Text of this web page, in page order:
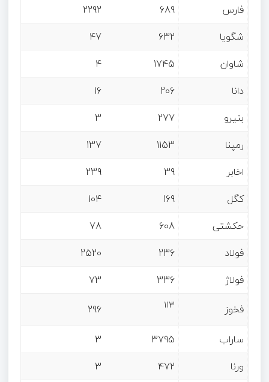
فارس 689
2292
شگویا
632
47
شاوان
1745
4
دانا
206
16
بنیرو
277
3
رمپنا
1153
137
اخابر
39
239
کگل
169
104
حکشتی‌
608
78
فولاد
236
2520
فولاژ
336
73
فخوز
113
296
ساراب
3795
3
ورنا
472
3